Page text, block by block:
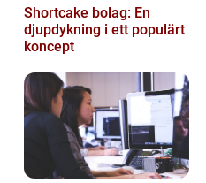
Shortcake bolag: En
djupdykning i ett populärt
koncept